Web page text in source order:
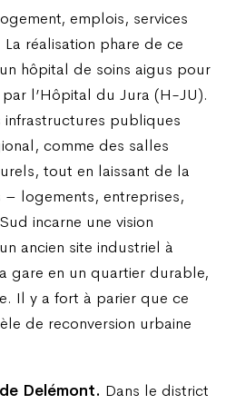
emplois, services
réalisation phare de ce
hôpital de soins aigus pour
l’Hôpital du Jura (H-JU).
infrastructures publiques
comme des salles
tout en laissant de la
– logements, entreprises,
incarne une vision
ancien site industriel à
gare en un quartier durable,
Il y a fort à parier que ce
de reconversion urbaine
Delémont. Dans le district